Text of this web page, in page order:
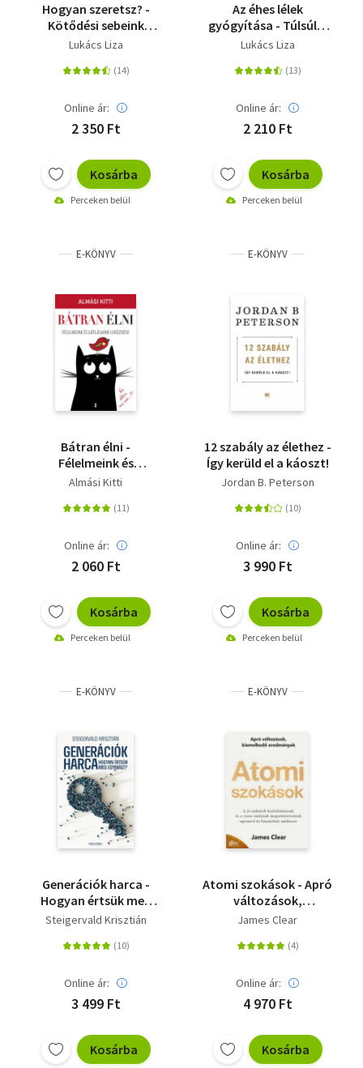
Hogyan szeretsz? -
Kötődési sebeink
gyógyítása
Lukács Liza
Online ár:
2 350 Ft
Kosárba
Perceken belül
Az éhes lélek
gyógyítása - Túlsúly,
evészavarok és
Lukács Liza
Online ár:
2 210 Ft
Kosárba
Perceken belül
E-KÖNYV
Bátran élni -
Félelmeink és
gátlásaink leküzdése
Almási Kitti
Online ár:
2 060 Ft
Kosárba
Perceken belül
E-KÖNYV
12 szabály az élethez -
Így kerüld el a káoszt!
Jordan B. Peterson
Online ár:
3 990 Ft
Kosárba
Perceken belül
E-KÖNYV
Generációk harca -
Hogyan értsük meg
egymást?
Steigervald Krisztián
Online ár:
3 499 Ft
Kosárba
E-KÖNYV
Atomi szokások - Apró
változások,
kiemelkedő
James Clear
Online ár:
4 970 Ft
Kosárba